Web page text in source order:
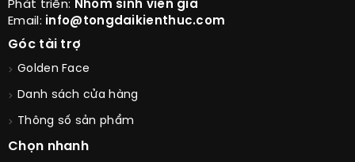
Phát triển: Nhóm sinh viên già
Email: info@tongdaikienthuc.com
Góc tài trợ
Golden Face
Danh sách cửa hàng
Thông số sản phẩm
Chọn nhanh